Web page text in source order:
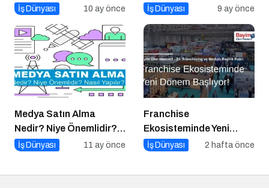
Uzakrota Dubai’de Attı
İş Dünyası 10 ay önce
İstanbul Hazır!
İş Dünyası 9 ay önce
Medya Satın Alma
Nedir? Niye Önemlidir?
Medya Satın Alma Nasıl
İş Dünyası 11 ay önce
Franchise
Ekosisteminde Yeni
Dönem Başlıyor: Bayim
İş Dünyası 2 hafta önce